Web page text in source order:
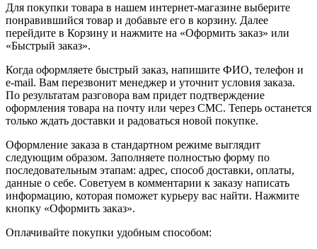
Для покупки товара в нашем интернет-магазине выберите
понравившийся товар и добавьте его в корзину. Далее
перейдите в Корзину и нажмите на «Оформить заказ» или
«Быстрый заказ».
Когда оформляете быстрый заказ, напишите ФИО, телефон и
e-mail. Вам перезвонит менеджер и уточнит условия заказа.
По результатам разговора вам придет подтверждение
оформления товара на почту или через СМС. Теперь останется
только ждать доставки и радоваться новой покупке.
Оформление заказа в стандартном режиме выглядит
следующим образом. Заполняете полностью форму по
последовательным этапам: адрес, способ доставки, оплаты,
данные о себе. Советуем в комментарии к заказу написать
информацию, которая поможет курьеру вас найти. Нажмите
кнопку «Оформить заказ».
Оплачивайте покупки удобным способом: